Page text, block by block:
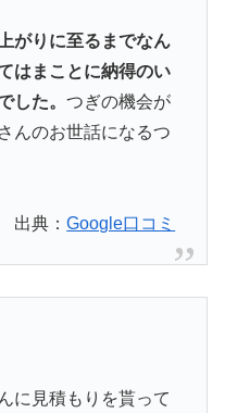
がりに至るまでなん
はまことに納得のい
した。 つぎの機会が
んのお世話になるつ
出典：Google口コミ
に見積もりを貰って